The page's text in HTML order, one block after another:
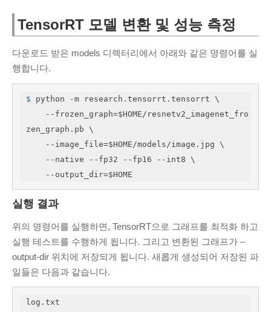
Contact Me
무료 프록시 서버
PDF 이미지 변환
SSL 인증서 확인 사이트
온라인 인증서 뷰어
TensorRT 모델 변환 및 성능 측정
다운로드 받은 models 디렉터리에서 아래와 같은 명령어를 실
행합니다.
$ python -m research.tensorrt.tensorrt \
zen_graph.pb \
    --output_dir=$HOME
실행 결과
위의 명령어를 실행하면, TensorRT으로 그래프를 최적화 하고
실행 테스트를 수행하게 됩니다. 그리고 변환된 그래프가 –
output-dir 위치에 저장되게 됩니다. 새롭게 생성되어 저장된 파
일들은 다음과 같습니다.
log.txt